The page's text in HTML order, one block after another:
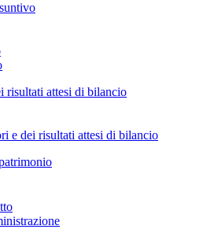
risultati attesi di bilancio
e dei risultati attesi di bilancio